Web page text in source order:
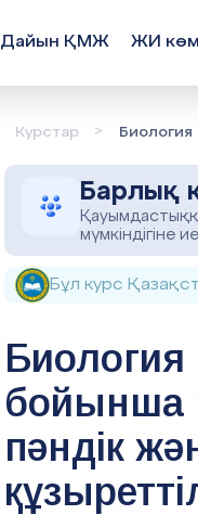
Дайын ҚМЖ ЖИ
Курстар > Биология
Барлық
мүмкіндігіне
Бұл курс
Биология
бойынша
пәндік